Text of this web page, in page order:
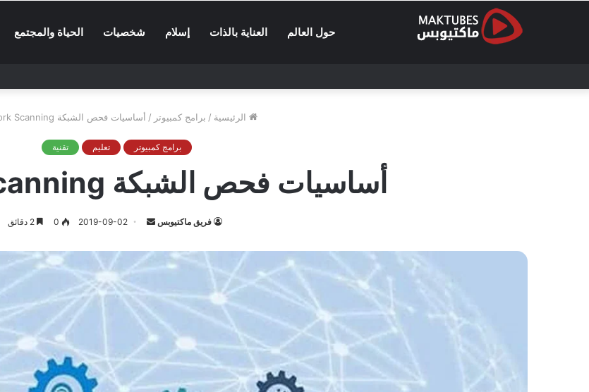
حول العالم العناية بالذات إسلام شخصيات الحياة والمجتمع
الرئيسية / برامج كمبيوتر / أساسيات فحص الشبكة Network Scanning
برامج كمبيوتر تعليم تقنية
أساسيات فحص الشبكة Network Scanning
فريق ماكتيوبس
أرسل
إلكترونيا
2019-09-02
0